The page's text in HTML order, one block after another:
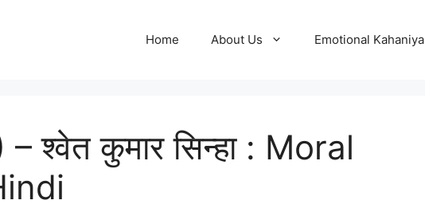
Home About Us Emotional Kahaniya
श्वेत कुमार सिन्हा : Moral